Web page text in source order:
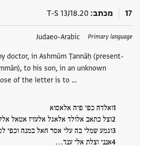
17 מכתב T-S 13J18.20
Primary language
Judaeo-Arabic
doctor, in Ashmūm Ṭannāḥ (present-
to his son, in an unknown
of the letter is to …
ואלדה כפי פיה אלאסוא
וצל כתאב אלולד אלאגל אלעזיז אטאל
וגמע שמלי בה עלי אסר חאל במנה וכפי
אנני וצלת אלי ענד‮…
תגים